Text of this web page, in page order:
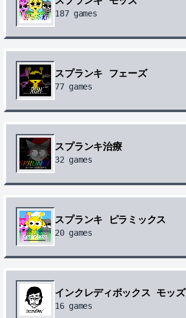
187games
スプランキ フェーズ
77games
スプランキ治療
32games
スプランキ ピラミックス
20games
インクレディボックス モッズ
16games